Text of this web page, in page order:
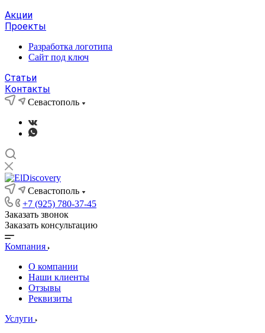
Акции
Проекты
Разработка логотипа
Сайт под ключ
Статьи
Контакты
Севастополь
Севастополь
+7 (925) 780-37-45
Заказать звонок
Заказать консультацию
Компания
О компании
Наши клиенты
Отзывы
Реквизиты
Услуги